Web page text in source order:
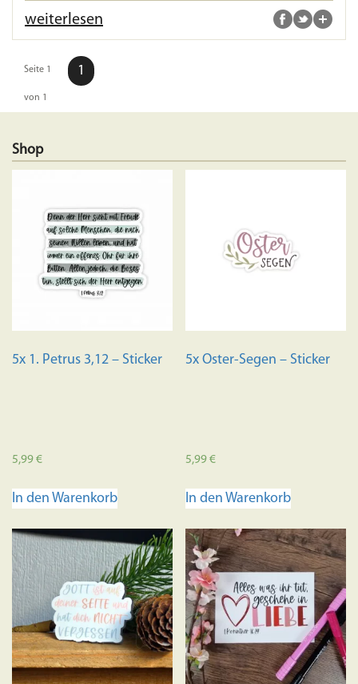
weiterlesen
Seite 1
von 1
1
Shop
5x 1. Petrus 3,12 – Sticker
5,99€
In den Warenkorb
5x Oster-Segen – Sticker
5,99€
In den Warenkorb